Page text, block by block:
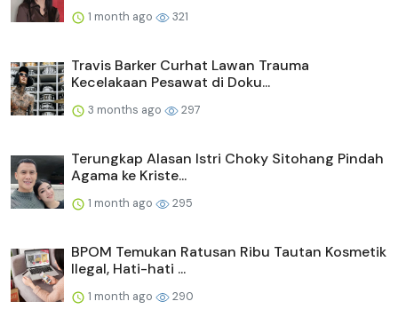
1 month ago 321
Travis Barker Curhat Lawan Trauma
Kecelakaan Pesawat di Doku...
3 months ago 297
Terungkap Alasan Istri Choky Sitohang Pindah
Agama ke Kriste...
1 month ago 295
BPOM Temukan Ratusan Ribu Tautan Kosmetik
Ilegal, Hati-hati ...
1 month ago 290